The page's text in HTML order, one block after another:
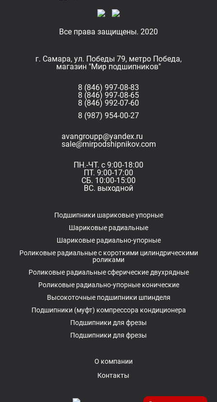
Все права защищены. 2020
г. Самара, ул. Победы 79, метро Победа,
магазин "Мир подшипников"
8 (846) 997-08-83
8 (846) 997-08-65
8 (846) 992-07-60
8 (987) 954-00-27
avangroupp@yandex.ru
sale@mirpodshipnikov.com
ПН.-ЧТ. с 9:00-18:00
ПТ. 9:00-17:00
СБ. 10:00-15:00
ВС. выходной
Подшипники шариковые упорные
Шариковые радиальные
Шариковые радиально-упорные
Роликовые радиальные с короткими цилиндрическими
роликами
Роликовые радиальные сферические двухрядные
Роликовые радиально-упорные конические
Высокоточные подшипники шпинделя
Подшипники (муфт) компрессора кондиционера
Подшипники для фрезы
Подшипники для фрезы
О компании
Контакты